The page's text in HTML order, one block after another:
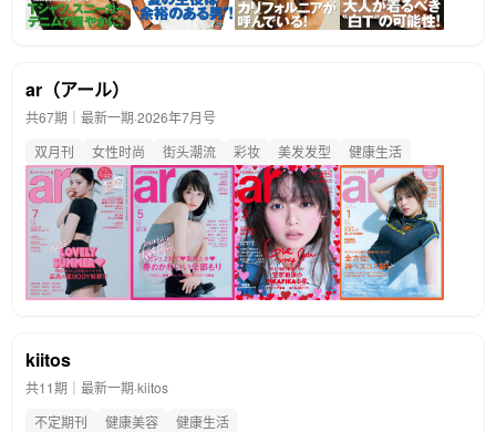
ar（アール）
共67期｜最新一期·2026年7月号
双月刊
女性时尚 街头潮流 彩妆 美发发型 健康生活
kiitos
共11期｜最新一期·kiitos
不定期刊
健康美容 健康生活